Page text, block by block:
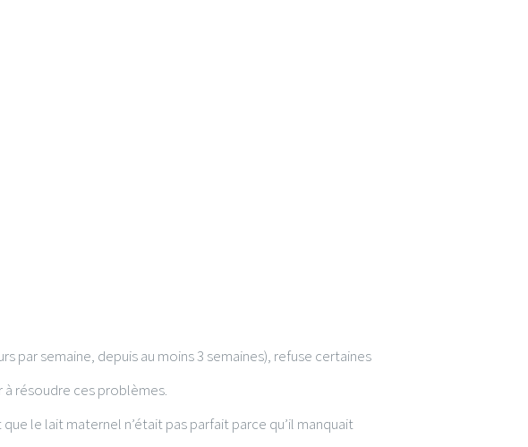
par semaine, depuis au moins 3 semaines), refuse certaines
résoudre ces problèmes.
le lait maternel n’était pas parfait parce qu’il manquait